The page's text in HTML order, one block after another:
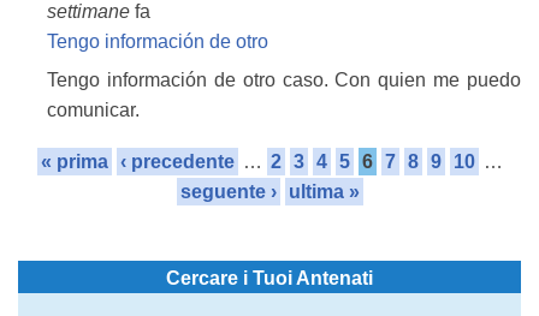
settimane fa
Tengo información de otro
Tengo información de otro caso. Con quien me puedo
comunicar.
« prima ‹ precedente … 2 3 4 5 6 7 8 9 10 …
seguente ›
ultima »
Cercare i Tuoi Antenati